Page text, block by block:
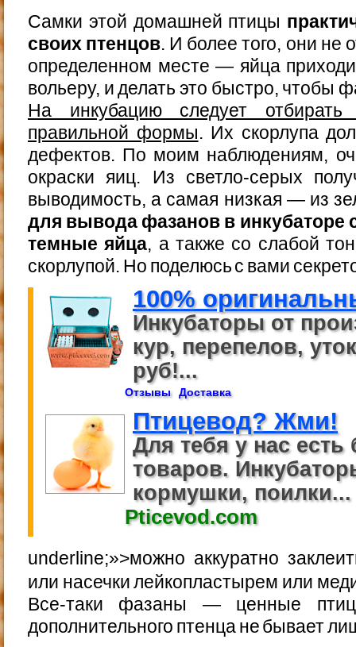
Самки этой домашней птицы
своих птенцов. И более того, они не
определенном месте — яйца
вольеру, и делать это быстро, чтобы
На инкубацию следует отбирать
правильной формы. Их скорлупа
дефектов. По моим наблюдениям,
окраски яиц. Из светло-серых
выводимость, а самая низкая — из
для вывода фазанов в
темные яйца, а также со слабой
скорлупой. Но поделюсь с вами
100%
Инкубаторы от
кур, перепелов,
руб!...
Отзывы Доставка
Птицевод? Жми!
Для тебя у нас есть
товаров.
кормушки, поилки...
Pticevod.com
underline;»>можно аккуратно
или насечки лейкопластырем или
Все-таки фазаны — ценные
дополнительного птенца не бывает